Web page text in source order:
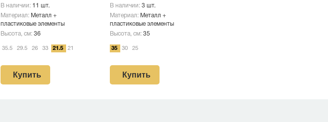
В наличии: 11 шт.
Материал: Металл +
пластиковые элементы
Высота, см: 36
35.5 29.5 26 33 21.5 21
Купить
В наличии: 3 шт.
Материал: Металл +
пластиковые элементы
Высота, см: 35
35 30 25
Купить